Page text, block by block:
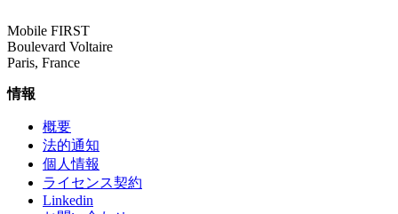
Mobile FIRST
Boulevard Voltaire
Paris, France
情報
概要
法的通知
個人情報
ライセンス契約
Linkedin